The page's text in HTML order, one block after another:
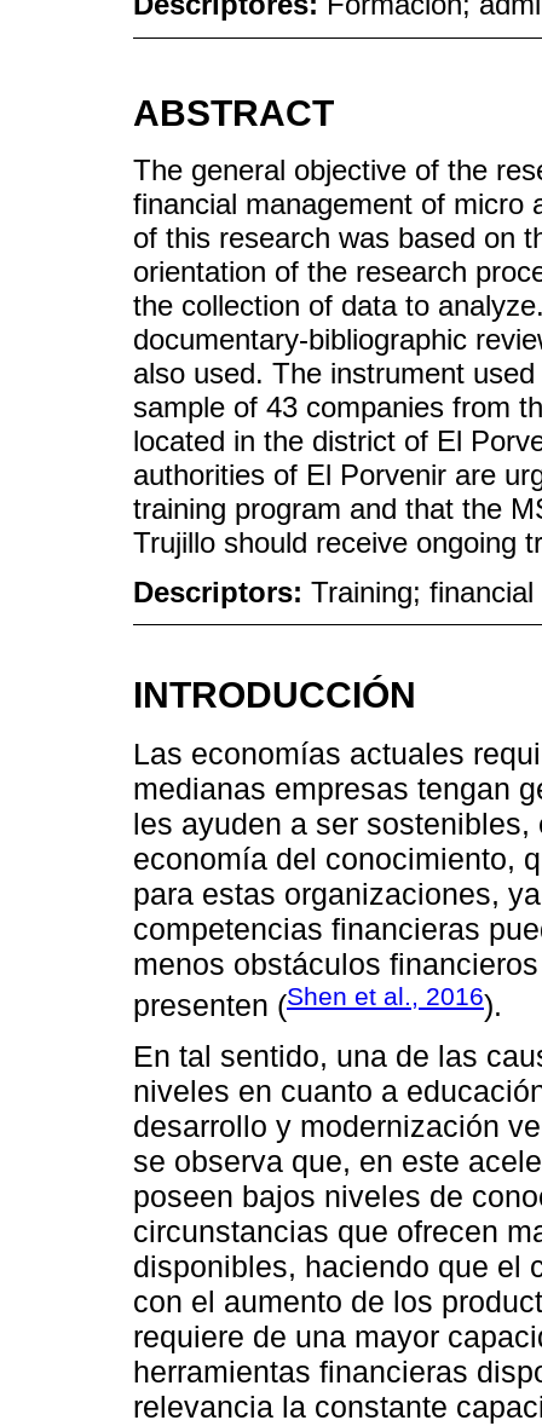
ABSTRACT
The general objective of the
financial management of micro
of this research was based on
orientation of the research
the collection of data to
documentary-bibliographic
also used. The instrument
sample of 43 companies from
located in the district of El
authorities of El Porvenir are
training program and that the
Trujillo should receive ongoing
Descriptors: Training;
INTRODUCCIÓN
Las economías actuales
medianas empresas tengan
les ayuden a ser
economía del conocimiento,
para estas organizaciones,
competencias financieras
menos obstáculos
presenten (Shen et al., 2016).
En tal sentido, una de las
niveles en cuanto a
desarrollo y modernización
se observa que, en este
poseen bajos niveles de
circunstancias que ofrecen
disponibles, haciendo que el
con el aumento de los
requiere de una mayor
herramientas financieras
relevancia la constante